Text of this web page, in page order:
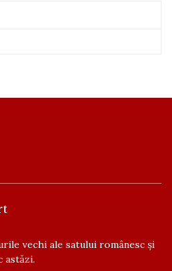
vechi ale satului românesc și
astăzi.